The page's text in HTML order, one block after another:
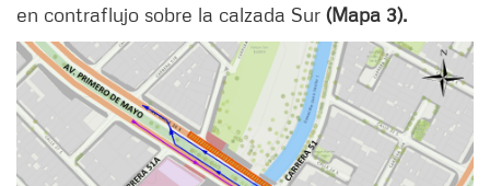
en contraflujo sobre la calzada Sur (Mapa 3).